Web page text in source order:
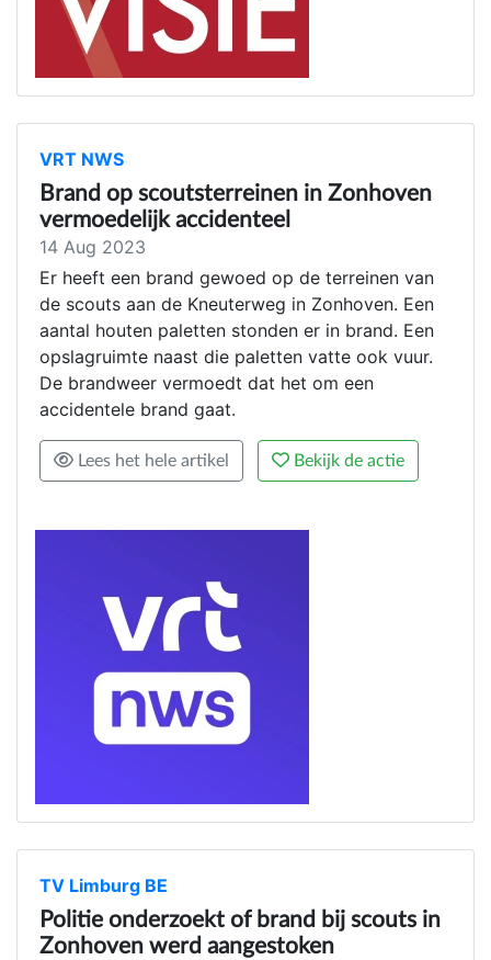
VRT NWS
Brand op scoutsterreinen in Zonhoven
vermoedelijk accidenteel
14 Aug 2023
Er heeft een brand gewoed op de terreinen van
de scouts aan de Kneuterweg in Zonhoven. Een
aantal houten paletten stonden er in brand. Een
opslagruimte naast die paletten vatte ook vuur.
De brandweer vermoedt dat het om een
accidentele brand gaat.
Lees het hele artikel Bekijk de actie
TV Limburg BE
Politie onderzoekt of brand bij scouts in
Zonhoven werd aangestoken